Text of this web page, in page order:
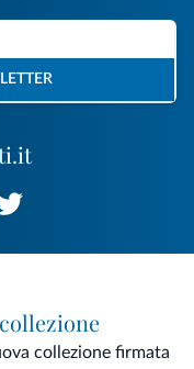
collezione firmata